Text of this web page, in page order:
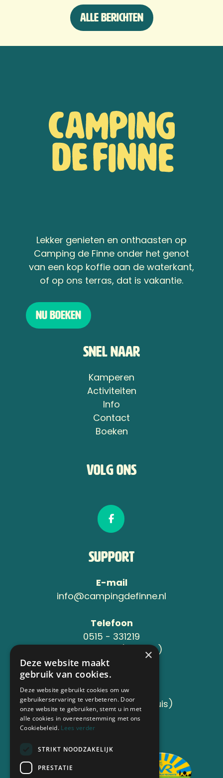
Alle berichten
Lekker genieten en onthaasten op
Camping de Finne onder het genot
van een kop koffie aan de waterkant,
of op ons terras, dat is vakantie.
Nu boeken
Snel naar
Kamperen
Activiteiten
Info
Contact
Boeken
Volg ons
Support
E-mail
info@campingdefinne.nl
Telefoon
0515 - 331219
06-24119734 (Jeroen )
Adres
Sânleansterdyk 6
8736 JB Reahûs (Roodhuis)
Aangesloten bij
×
Deze website maakt
gebruik van cookies.
Deze website gebruikt cookies om uw
gebruikerservaring te verbeteren. Door
onze website te gebruiken, stemt u in met
alle cookies in overeenstemming met ons
Cookiebeleid. Lees verder
STRIKT NOODZAKELIJK
PRESTATIE